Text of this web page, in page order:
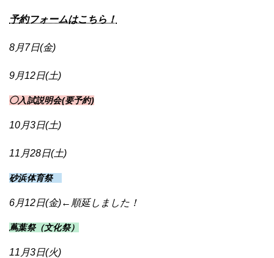
予約フォームはこちら！
8月7日(金)
9月12日(土)
◯入試説明会(要予約)
10月3日(土)
11月28日(土)
砂浜体育祭
6月12日(金)←順延しました！
蔦葉祭（文化祭）
11月3日(火)